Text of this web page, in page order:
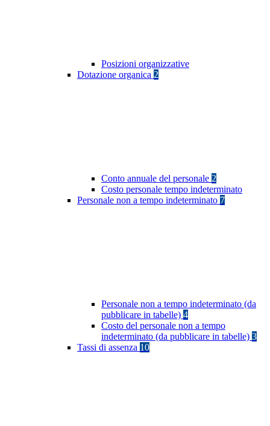
Posizioni organizzative
Dotazione organica 2
Conto annuale del personale 2
Costo personale tempo indeterminato
Personale non a tempo indeterminato 7
Personale non a tempo indeterminato (da
pubblicare in tabelle) 4
Costo del personale non a tempo
indeterminato (da pubblicare in tabelle) 3
Tassi di assenza 10